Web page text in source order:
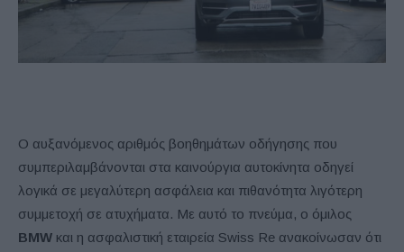
Ο αυξανόμενος αριθμός βοηθημάτων οδήγησης που
συμπεριλαμβάνονται στα καινούργια αυτοκίνητα οδηγεί
λογικά σε μεγαλύτερη ασφάλεια και πιθανότητα λιγότερη
συμμετοχή σε ατυχήματα. Με αυτό το πνεύμα, ο όμιλος
BMW και η ασφαλιστική εταιρεία Swiss Re ανακοίνωσαν ότι